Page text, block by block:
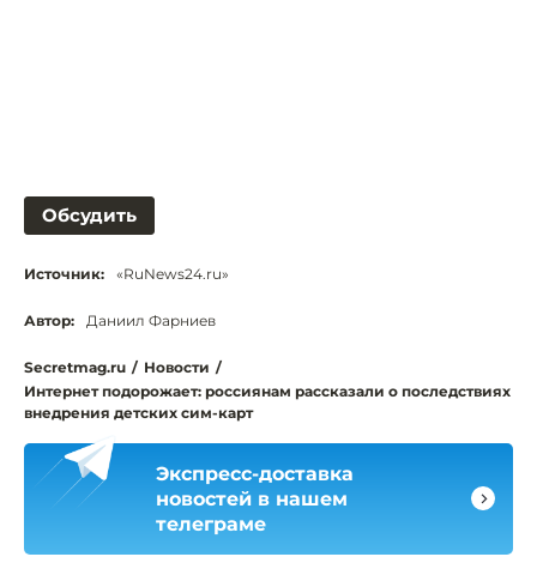
Обсудить
Источник: «RuNews24.ru»
Автор: Даниил Фарниев
Secretmag.ru / Новости /
Интернет подорожает: россиянам рассказали о последствиях
внедрения детских сим-карт
Экспресс-доставка
новостей в нашем
телеграме